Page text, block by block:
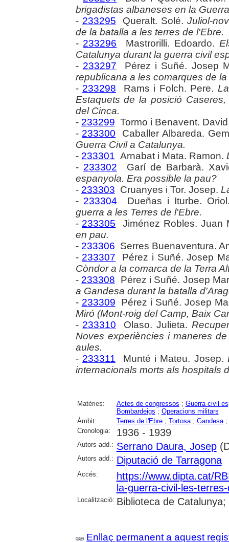
brigadistas albaneses en la
- 233295 Queralt. Solé.Juliol-
de la batalla a les terres de l'Ebre.
- 233296 Mastrorilli. Edoardo.
Catalunya durant la guerra civil
- 233297 Pérez i Suñé. Josep
republicana a les comarques de
- 233298 Rams i Folch. Pere.
Estaquets de la posició
del Cinca.
- 233299 Tormo i Benavent.
- 233300 Caballer Albareda.
Guerra Civil a Catalunya.
- 233301 Arnabat i Mata. Ramon.
- 233302 Garí de Barbarà.
espanyola. Era possible la pau?
- 233303 Cruanyes i Tor. Josep.
- 233304 Dueñas i Iturbe.
guerra a les Terres de l'Ebre.
- 233305 Jiménez Robles. Juan
en pau.
- 233306 Serres Buenaventura.
- 233307 Pérez i Suñé. Josep
Còndor a la comarca de la Terra
- 233308 Pérez i Suñé. Josep
a Gandesa durant la batalla
- 233309 Pérez i Suñé. Josep
Miró (Mont-roig del Camp, Baix
- 233310 Olaso. Julieta.
Noves experiències i maneres
aules.
- 233311 Munté i Mateu. Josep.
internacionals morts als hospitals
Matèries: Actes de congressos ; Guerra civil
Bombardeigs ; Operacions militars
Àmbit:
Terres de l'Ebre; Tortosa; Gandesa;
Cronologia:
1936 - 1939
Autors add.: Serrano Daura, Josep
Autors add.: Diputació de Tarragona
Accés:
https://www.dipta.cat/
la-guerra-civil-les-
Localització: Biblioteca de
Enllaç permanent a aquest